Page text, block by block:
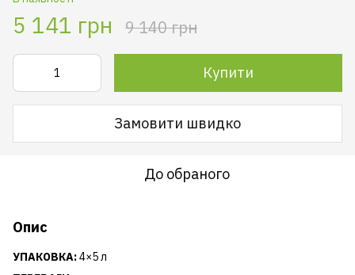
5 141 грн 9 140 грн
Купити
Замовити швидко
До обраного
Опис
УПАКОВКА:4×5 л